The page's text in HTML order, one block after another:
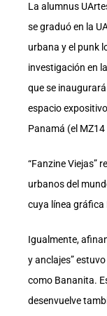
La alumnus
se graduó en la
urbana y el punk
investigación en
que se
espacio
Panamá (el
“Fanzine Viejas”
urbanos del
cuya línea gráfica
Igualmente,
y anclajes”
como Bananita.
desenvuelve